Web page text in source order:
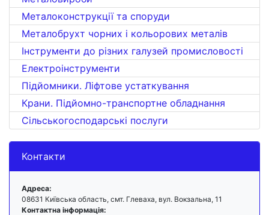
Металоконструкції та споруди
Металобрухт чорних і кольорових металів
Інструменти до різних галузей промисловості
Електроінструменти
Підйомники. Ліфтове устаткування
Крани. Підйомно-транспортне обладнання
Сільськогосподарські послуги
Контакти
Адреса:
08631 Київська область, смт. Глеваха, вул. Вокзальна, 11
Контактна інформація: